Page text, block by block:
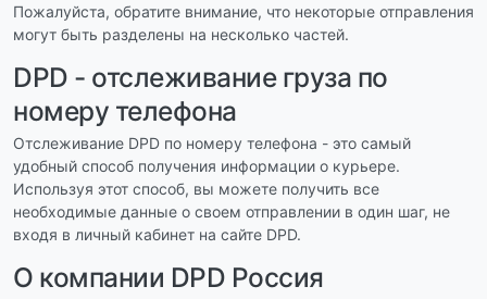
Пожалуйста, обратите внимание, что некоторые отправления
могут быть разделены на несколько частей.
DPD - отслеживание груза по
номеру телефона
Отслеживание DPD по номеру телефона - это самый
удобный способ получения информации о курьере.
Используя этот способ, вы можете получить все
необходимые данные о своем отправлении в один шаг, не
входя в личный кабинет на сайте DPD.
О компании DPD Россия